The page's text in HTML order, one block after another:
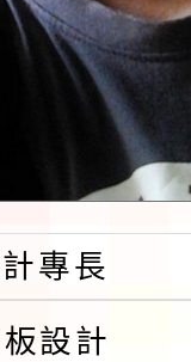
專長
設計